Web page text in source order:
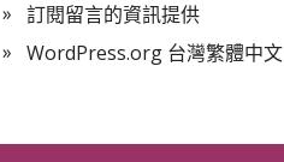
訂閱留言的資訊提供
WordPress.org 台灣繁體中文